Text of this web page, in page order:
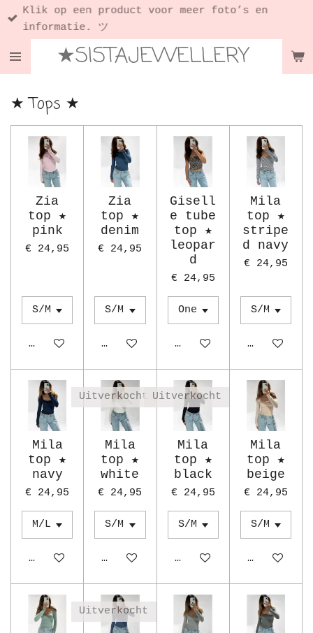
Ga
direct
de
★SISTAJEWELLERY
Klik op een product voor meer foto’s en
informatie. ツ
★ Tops ★
Zia
top ★
pink
€ 24,95
In winkelwagen
Zia
top ★
denim
€ 24,95
In winkelwagen
Gisell
e tube
top ★
leopar
d
€ 24,95
In winkelwagen
Mila
top ★
stripe
d navy
€ 24,95
In
Mila
top ★
navy
€ 24,95
In winkelwagen
Uitverkocht
Mila
top ★
white
€ 24,95
Houd mij op de hoogte
Uitverkocht
Mila
top ★
black
€ 24,95
Houd mij op de hoogte
Mila
top ★
beige
€ 24,95
In
Uitverkocht